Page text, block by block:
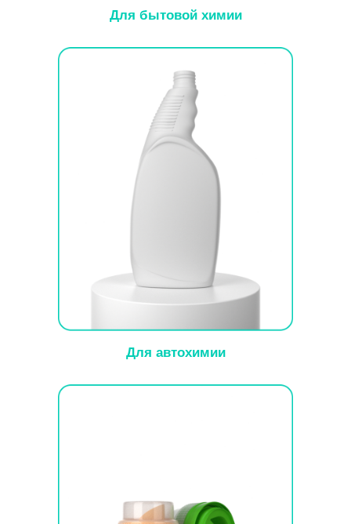
Для бытовой химии
Для автохимии